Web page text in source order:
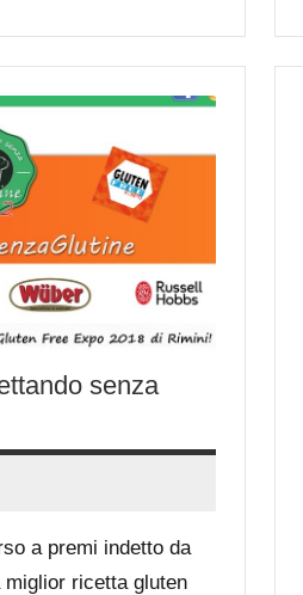
senza
a premi indetto da
ricetta gluten